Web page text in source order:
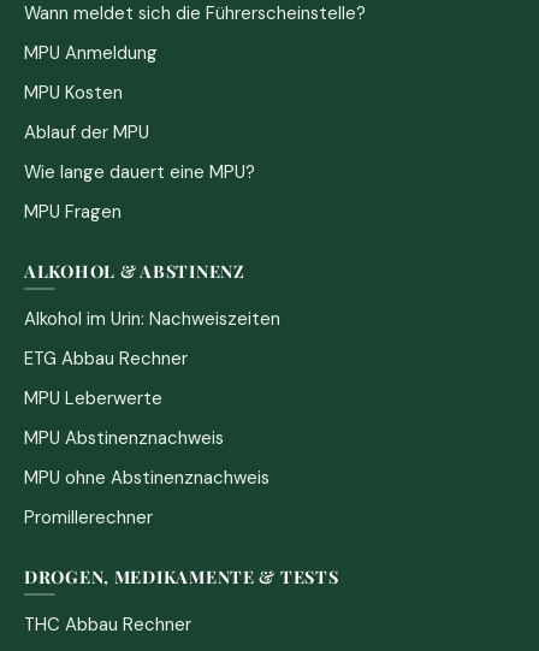
Wann meldet sich die Führerscheinstelle?
MPU Anmeldung
MPU Kosten
Ablauf der MPU
Wie lange dauert eine MPU?
MPU Fragen
ALKOHOL & ABSTINENZ
Alkohol im Urin: Nachweiszeiten
ETG Abbau Rechner
MPU Leberwerte
MPU Abstinenznachweis
MPU ohne Abstinenznachweis
Promillerechner
DROGEN, MEDIKAMENTE & TESTS
THC Abbau Rechner